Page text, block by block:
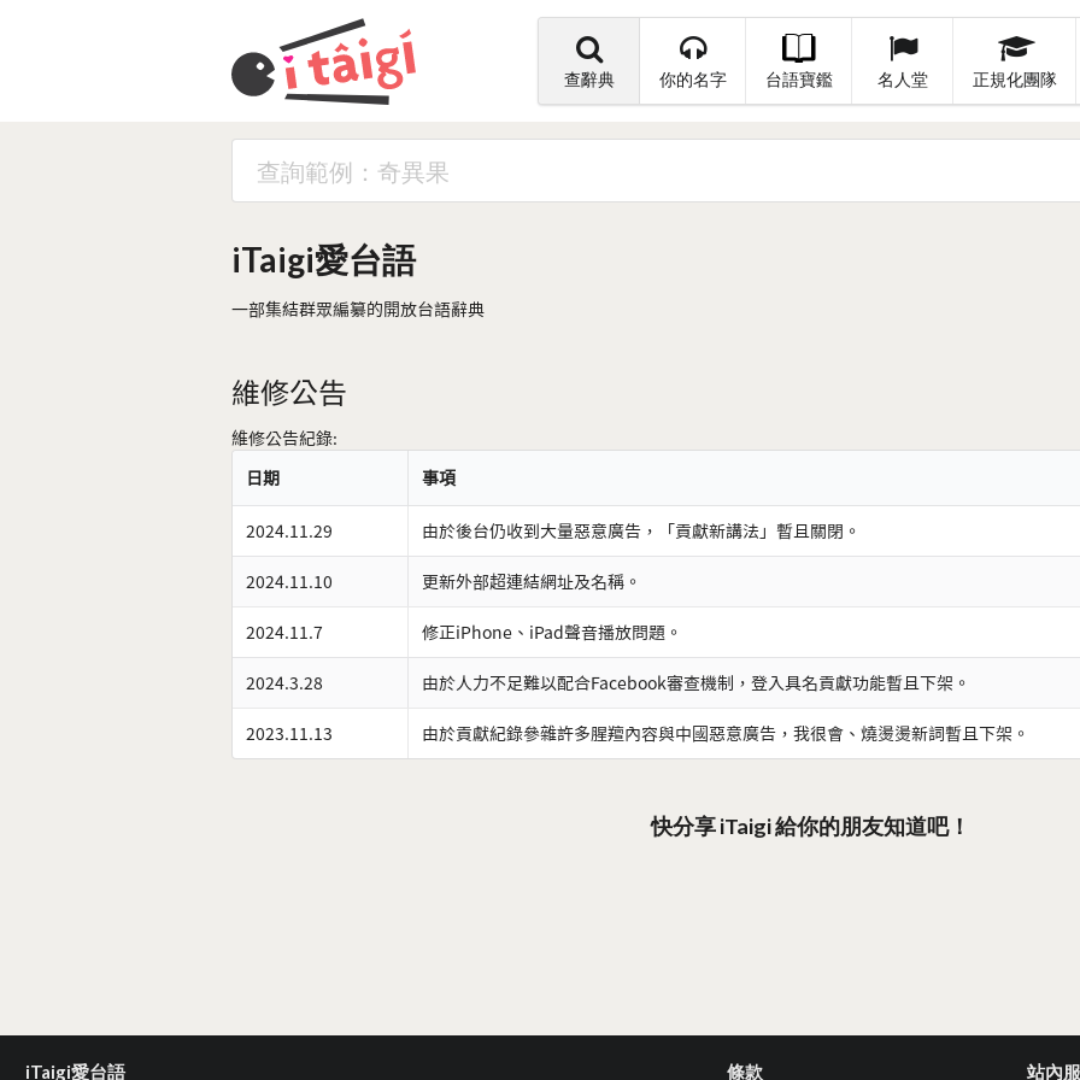
查辭典 你的名字 台語寶鑑 名人堂 正規化團隊
iTaigi愛台語
一部集結群眾編纂的開放台語辭典
維修公告
維修公告紀錄:
日期
事項
2024.11.29 由於後台仍收到大量惡意廣告，「貢獻新講法」暫且關閉。
2024.11.10 更新外部超連結網址及名稱。
2024.11.7 修正iPhone、iPad聲音播放問題。
2024.3.28 由於人力不足難以配合Facebook審查機制，登入具名貢獻功能暫且下架。
2023.11.13 由於貢獻紀錄參雜許多腥羶內容與中國惡意廣告，我很會、燒燙燙新詞暫且下架。
快分享 iTaigi 給你的朋友知道吧！
iTaigi愛台語 條款 站內